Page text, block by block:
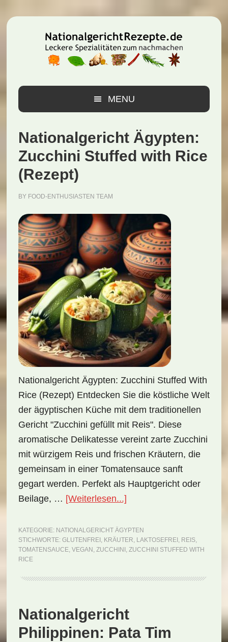
Hauptnavigation
Inhalt
Seitenspalte
MENU
Nationalgericht Ägypten:
Zucchini Stuffed with Rice
(Rezept)
BY FOOD-ENTHUSIASTEN TEAM
Nationalgericht Ägypten: Zucchini Stuffed With
Rice (Rezept) Entdecken Sie die köstliche Welt
der ägyptischen Küche mit dem traditionellen
Gericht "Zucchini gefüllt mit Reis". Diese
aromatische Delikatesse vereint zarte Zucchini
mit würzigem Reis und frischen Kräutern, die
gemeinsam in einer Tomatensauce sanft
gegart werden. Perfekt als Hauptgericht oder
Beilage, … [Weiterlesen...]ÜberNationalgericht
Zucchini
Stuffed
KATEGORIE: NATIONALGERICHT ÄGYPTEN
STICHWORTE: GLUTENFREI , KRÄUTER, LAKTOSEFREI , REIS,
TOMATENSAUCE, VEGAN , ZUCCHINI , ZUCCHINI STUFFED WITH
RICE
Nationalgericht
Philippinen: Pata Tim